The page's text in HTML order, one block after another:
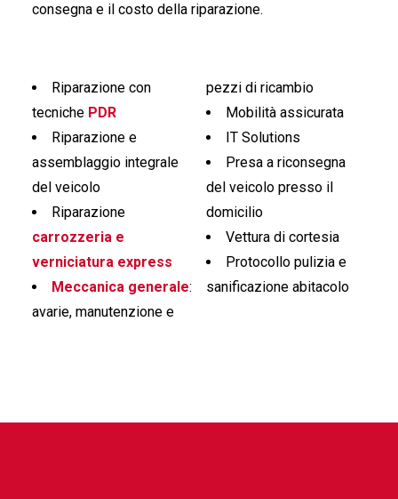
consegna e il costo della riparazione.
Riparazione con
tecniche PDR
Riparazione e
assemblaggio integrale
del veicolo
Riparazione
carrozzeria e
verniciatura express
Meccanica generale:
avarie, manutenzione e
pezzi di ricambio
Mobilità assicurata
IT Solutions
Presa a riconsegna
del veicolo presso il
domicilio
Vettura di cortesia
Protocollo pulizia e
sanificazione abitacolo